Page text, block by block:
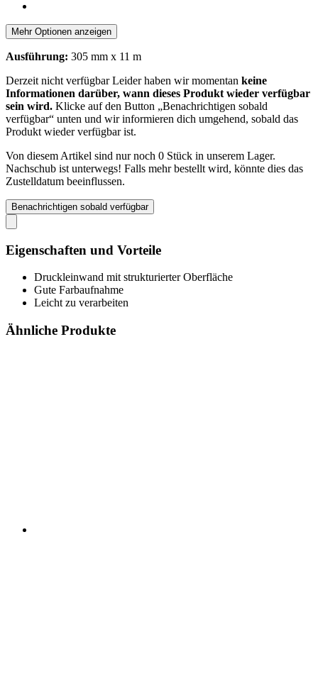
Mehr Optionen anzeigen
Ausführung: 305 mm x 11 m
Derzeit nicht verfügbarLeider haben wir momentan keine
Informationen darüber, wann dieses Produkt wieder verfügbar
sein wird. Klicke auf den Button „Benachrichtigen sobald
verfügbar“ unten und wir informieren dich umgehend, sobald das
Produkt wieder verfügbar ist.
Von diesem Artikel sind nur noch 0 Stück in unserem Lager.
Nachschub ist unterwegs! Falls mehr bestellt wird, könnte dies das
Zustelldatum beeinflussen.
Benachrichtigen sobald verfügbar
Eigenschaften und Vorteile
Druckleinwand mit strukturierter Oberfläche
Gute Farbaufnahme
Leicht zu verarbeiten
Ähnliche Produkte